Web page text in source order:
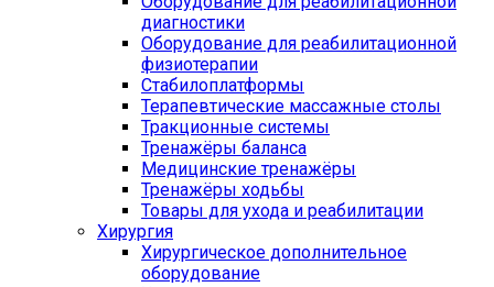
диагностики
Оборудование для реабилитационной
физиотерапии
Стабилоплатформы
Терапевтические массажные столы
Тракционные системы
Тренажёры баланса
Медицинские тренажёры
Тренажёры ходьбы
Товары для ухода и реабилитации
Хирургия
Хирургическое дополнительное
оборудование